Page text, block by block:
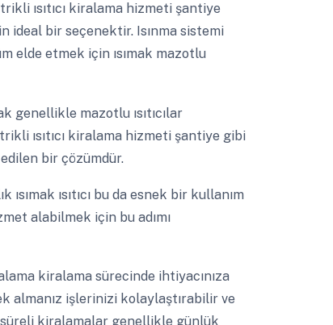
ısıtıcı kiralama hizmeti şantiye
ideal bir seçenektir. Isınma sistemi
elde etmek için ısımak mazotlu
genellikle mazotlu ısıtıcılar
ısıtıcı kiralama hizmeti şantiye gibi
bir çözümdür.
ısımak ısıtıcı bu da esnek bir kullanım
alabilmek için bu adımı
kiralama sürecinde ihtiyacınıza
almanız işlerinizi kolaylaştırabilir ve
süreli kiralamalar genellikle günlük